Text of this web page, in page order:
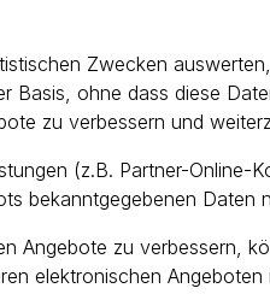
Zwecken
Basis, ohne dass diese
zu verbessern und
(z.B. Partner-
bekanntgegebenen
Angebote zu verbessern,
elektronischen Angeboten